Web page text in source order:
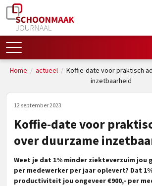
Home / actueel / Koffie-date voor praktisch
inzetbaarheid
12 september 2023
Koffie-date voor
over duurzame
Weet je dat 1% minder ziekteverzuim jou
per medewerker per jaar oplevert? Dat
productiviteit jou ongeveer €900,- per